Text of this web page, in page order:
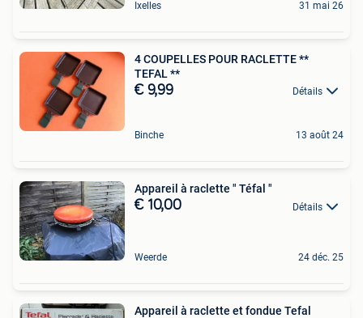
Ixelles 31 mai 26
4 COUPELLES POUR RACLETTE **
TEFAL **
€ 9,99 Détails
Binche 13 août 24
Appareil à raclette " Téfal "
€ 10,00 Détails
Weerde 24 déc. 25
Appareil à raclette et fondue Tefal